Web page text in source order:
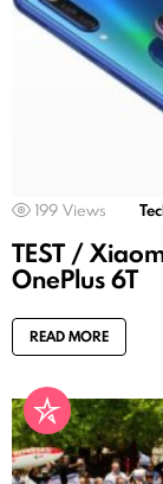
199 Views
TEST /
OnePlus 6T
READ MORE